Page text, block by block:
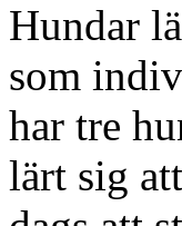
Hundar
som
har tre
lärt sig